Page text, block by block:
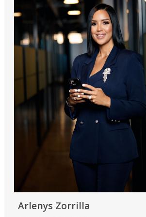
Arlenys Zorrilla